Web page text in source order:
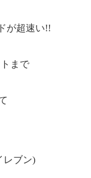
が超速い!!
まで
レブン)